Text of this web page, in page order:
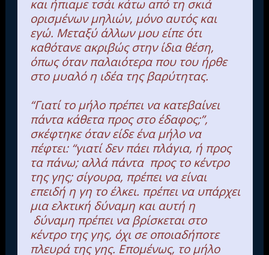
και ήπιαμε τσάι κάτω από τη σκιά
ορισμένων μηλιών, μόνο αυτός και
εγώ. Μεταξύ άλλων μου είπε ότι
καθότανε ακριβώς στην ίδια θέση,
όπως όταν παλαιότερα που του ήρθε
στο μυαλό η ιδέα της βαρύτητας.
“Γιατί το μήλο πρέπει να κατεβαίνει
πάντα κάθετα προς στο έδαφος;”,
σκέφτηκε όταν είδε ένα μήλο να
πέφτει: “γιατί δεν πάει πλάγια, ή προς
τα πάνω; αλλά πάντα προς το κέντρο
της γης; σίγουρα, πρέπει να είναι
επειδή η γη το έλκει. πρέπει να υπάρχει
μια ελκτική δύναμη και αυτή η
δύναμη πρέπει να βρίσκεται στο
κέντρο της γης, όχι σε οποιαδήποτε
πλευρά της γης. Επομένως, το μήλο